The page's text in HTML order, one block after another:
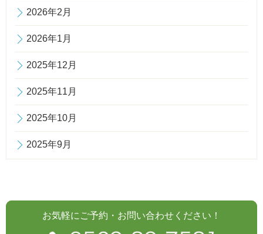
2026年2月
2026年1月
2025年12月
2025年11月
2025年10月
2025年9月
お気軽にご予約・お問い合わせください！